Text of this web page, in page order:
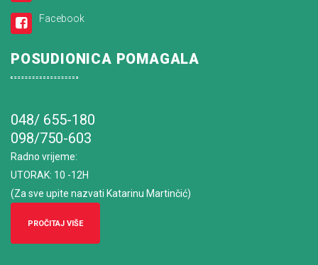
Facebook
POSUDIONICA POMAGALA
048/ 655-180
098/750-603
Radno vrijeme:
UTORAK: 10 -12H
(Za sve upite nazvati Katarinu Martinčić)
PROČITAJ VIŠE